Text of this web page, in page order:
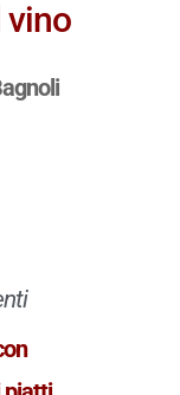
vino